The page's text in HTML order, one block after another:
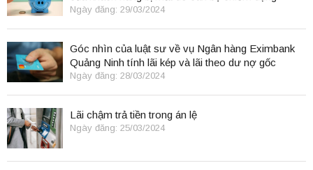
Ngày đăng: 29/03/2024
Góc nhìn của luật sư về vụ Ngân hàng Eximbank
Quảng Ninh tính lãi kép và lãi theo dư nợ gốc
Ngày đăng: 28/03/2024
Lãi chậm trả tiền trong án lệ
Ngày đăng: 25/03/2024